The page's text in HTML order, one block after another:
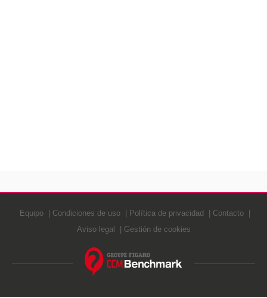
Equipo Condiciones de uso Política de privacidad
Contacto
Aviso legal
Gestión de cookies